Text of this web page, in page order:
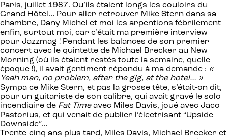
Paris, juillet 1987. Qu’ils étaient longs les couloirs du
Grand Hôtel… Pour aller retrouver Mike Stern dans sa
chambre, Dany Michel et moi les arpentions fébrilement –
enfin, surtout moi, car c’était ma première interview
pour Jazzmag ! Pendant les balances de son premier
concert avec le quintette de Michael Brecker au New
Morning (où ils étaient restés toute la semaine, quelle
époque !), il avait gentiment répondu à ma demande : «
Yeah man, no problem, after the gig, at the hotel… »
Sympa ce Mike Stern, et pas la grosse tête, s’était-on dit,
pour un guitariste de son calibre, qui avait gravé le solo
incendiaire de Fat Timeavec Miles Davis, joué avec Jaco
Pastorius, et qui venait de publier l’électrisant “Upside
Downside”…
Trente-cinq ans plus tard, Miles Davis, Michael Brecker et